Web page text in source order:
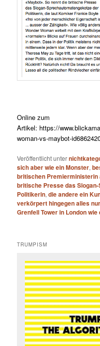
Online zum
Artikel: https://
woman-vs-maybot-
Veröffentlicht unter
sich aber wie ein Monster,
britischen Premierministerin
britische Presse das
Politikerin,die andere ein
verkörpert hingegen alles
Grenfell Tower in London
TRUMPISM